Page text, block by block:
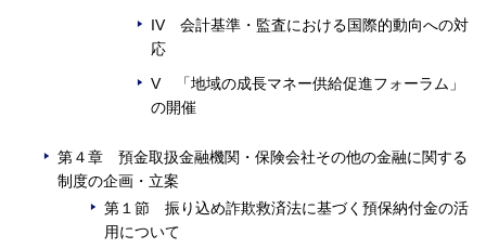
IV 会計基準・監査における国際的動向への対
応
V 「地域の成長マネー供給促進フォーラム」
の開催
第４章 預金取扱金融機関・保険会社その他の金融に関する
制度の企画・立案
第１節 振り込め詐欺救済法に基づく預保納付金の活
用について